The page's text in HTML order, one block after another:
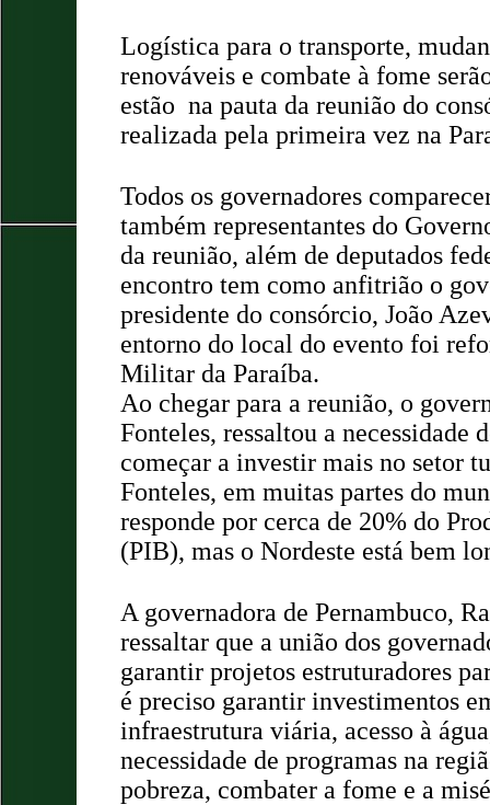
Logística para o transporte,
renováveis e combate à fome
estão na pauta da reunião do
realizada pela primeira vez na
Todos os governadores
também representantes do
da reunião, além de deputados
encontro tem como anfitrião o
presidente do consórcio, João
entorno do local do evento foi
Militar da Paraíba.
Ao chegar para a reunião, o
Fonteles, ressaltou a necessidade
começar a investir mais no setor
Fonteles, em muitas partes do
responde por cerca de 20% do
(PIB), mas o Nordeste está bem
A governadora de Pernambuco,
ressaltar que a união dos
garantir projetos estruturadores
é preciso garantir investimentos
infraestrutura viária, acesso à
necessidade de programas na
pobreza, combater a fome e a